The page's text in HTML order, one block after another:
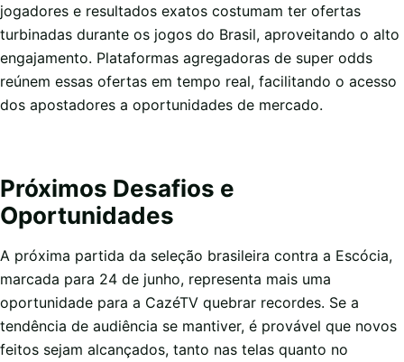
jogadores e resultados exatos costumam ter ofertas
turbinadas durante os jogos do Brasil, aproveitando o alto
engajamento. Plataformas agregadoras de super odds
reúnem essas ofertas em tempo real, facilitando o acesso
dos apostadores a oportunidades de mercado.
Próximos Desafios e
Oportunidades
A próxima partida da seleção brasileira contra a Escócia,
marcada para 24 de junho, representa mais uma
oportunidade para a CazéTV quebrar recordes. Se a
tendência de audiência se mantiver, é provável que novos
feitos sejam alcançados, tanto nas telas quanto no